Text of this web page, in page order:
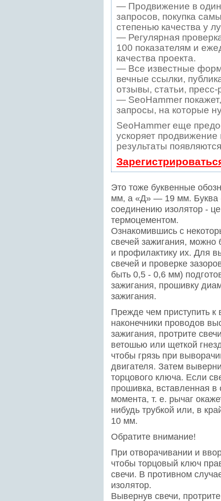
— Продвижение в один
запросов, покупка
степенью качества у
— Регулярная
100 показателям и
качества проекта.
— Все известные
вечные ссылки,
отзывы, статьи,
— SeoHammer
запросы, на которые
SeoHammer еще
ускоряет
результаты
Это тоже буквенные
мм, а «Д» — 19 мм. Буква
соединению изолятор -
термоцементом.
Ознакомившись с
свечей зажигания, можно
и профилактику их. Для
свечей и проверке
быть 0,5 - 0,6 мм)
зажигания, прошивку
зажигания.
Прежде чем приступить
наконечники проводов
зажигания, протрите
ветошью или щеткой
чтобы грязь при
двигателя. Затем
торцового ключа. Если
прошивка, вставленная в
момента, т. е. рычаг
нибудь трубкой или, в
10 мм.
Обратите внимание!
При отворачивании и
чтобы торцовый ключ
свечи. В противном
изолятор.
Вывернув свечи,